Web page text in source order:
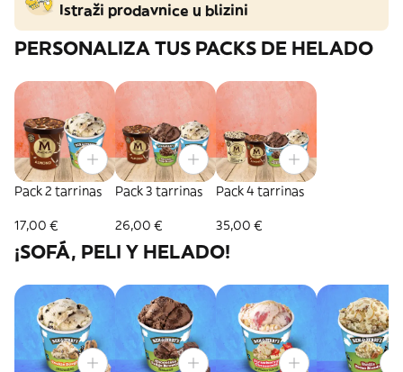
Istraži prodavnice u blizini
PERSONALIZA TUS PACKS DE HELADO
Pack 2 tarrinas
17,00 €
Pack 3 tarrinas
26,00 €
Pack 4 tarrinas
35,00 €
¡SOFÁ, PELI Y HELADO!